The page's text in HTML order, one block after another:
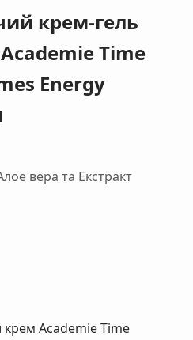
крем-гель
Time
Energy
вера та Екстракт